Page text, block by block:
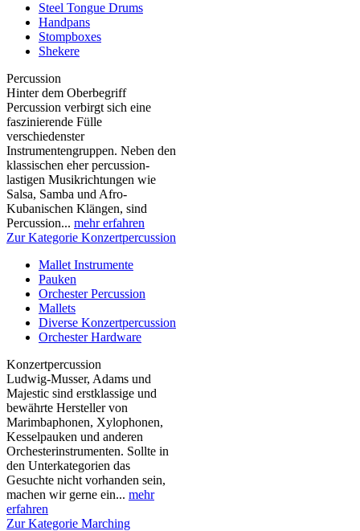
Steel Tongue Drums
Handpans
Stompboxes
Shekere
Percussion
Hinter dem Oberbegriff
Percussion verbirgt sich eine
faszinierende Fülle
verschiedenster
Instrumentengruppen. Neben den
klassischen eher percussion-
lastigen Musikrichtungen wie
Salsa, Samba und Afro-
Kubanischen Klängen, sind
Percussion... mehr erfahren
Zur Kategorie Konzertpercussion
Mallet Instrumente
Pauken
Orchester Percussion
Mallets
Diverse Konzertpercussion
Orchester Hardware
Konzertpercussion
Ludwig-Musser, Adams und
Majestic sind erstklassige und
bewährte Hersteller von
Marimbaphonen, Xylophonen,
Kesselpauken und anderen
Orchesterinstrumenten. Sollte in
den Unterkategorien das
Gesuchte nicht vorhanden sein,
machen wir gerne ein... mehr
erfahren
Zur Kategorie Marching